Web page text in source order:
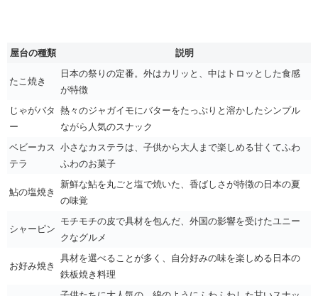
屋台の種類 説明
たこ焼き
日本の祭りの定番。外はカリッと、中はトロッとした食感
が特徴
じゃがバタ
ー
熱々のジャガイモにバターをたっぷりと溶かしたシンプル
ながら人気のスナック
ベビーカス
テラ
小さなカステラは、子供から大人まで楽しめる甘くてふわ
ふわのお菓子
鮎の塩焼き
新鮮な鮎を丸ごと塩で焼いた、香ばしさが特徴の日本の夏
の味覚
シャーピン
モチモチの皮で具材を包んだ、外国の影響を受けたユニー
クなグルメ
お好み焼き
具材を選べることが多く、自分好みの味を楽しめる日本の
鉄板焼き料理